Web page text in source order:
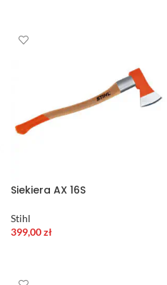
Siekiera AX 16S
Stihl
399,00zł